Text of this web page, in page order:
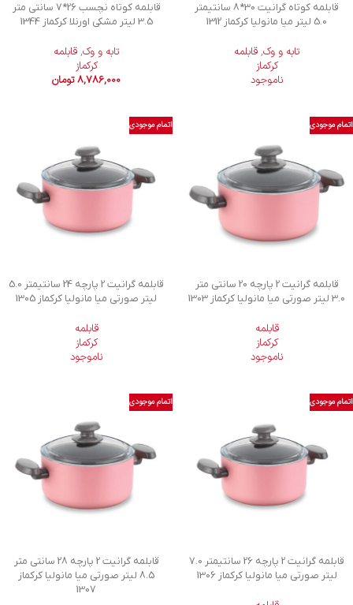
قابلمه کوتاه گرانیت 30*8 سانتیمتر
5.0 لیتر میا مانولیا کرکماز 1312
تابه و وک, قابلمه
کرکماز
ناموجود
قابلمه کوتاه نچسب 26*7 سانتی متر
3.5 لیتر مشکی اورنلا کرکماز 1344
تابه و وک, قابلمه
کرکماز
8,786,000 تومان
اتمام موجودی
قابلمه گرانیت 2 پارچه 20 سانتی متر
3.0 لیتر صورتی میا مانولیا کرکماز 1303
قابلمه
کرکماز
ناموجود
اتمام موجودی
قابلمه گرانیت 2 پارچه 24 سانتیمتر 5.0
لیتر صورتی میا مانولیا کرکماز 1305
قابلمه
کرکماز
ناموجود
اتمام موجودی
قابلمه گرانیت 2 پارچه 26 سانتیمتر 7.0
لیتر صورتی میا مانولیا کرکماز 1306
اتمام موجودی
قابلمه گرانیت 2 پارچه 28 سانتی متر
8.5 لیتر صورتی میا مانولیا کرکماز
1307